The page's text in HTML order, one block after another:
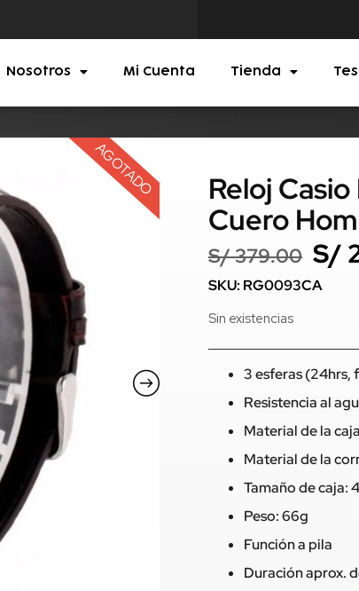
Nosotros Mi Cuenta Tienda
AGOTADO
Reloj
Cuero
S/379.00 S/
SKU: RG0093CA
Sin existencias
3 esferas (24hrs,
Resistencia al
Material de la
Material de la
Tamaño de caja:
Peso: 66g
Función a pila
Duración aprox.